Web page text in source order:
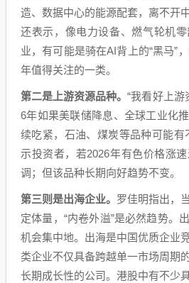
造、数据中心的能源配套，离不开
还表示，像电力设备、燃气轮机
业，有可能是骑在AI背上的“黑马”
年值得关注的一类。
第二是上游资源品种。“我看好上游
6年如果美联储降息、全球工业化
续吃紧，石油、煤炭等品种可能有
示投资者，若2026年有色价格涨
调；但该品种长期向好趋势不变。
第三则是出海企业。 罗佳明指出，
定体量，“内卷外溢”是必然趋势。
机会集中地。出海是中国优质企业
类企业不仅具备跨越单一市场周期
长期成长性的公司。港股中有不少